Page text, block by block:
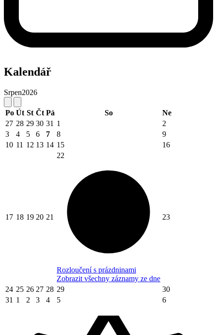
Kalendář
Srpen2026
Po Út St Čt Pá So
Ne
27 28 29 30 31 1
2
3
4 5 6 7 8
9
10 11 12 13 14 15 16
17 18 19 20 21
22
Rozloučení s prázdninami
Zobrazit všechny záznamy ze dne
23
24 25 26 27 28 29
30
31 1 2 3 4 5 6